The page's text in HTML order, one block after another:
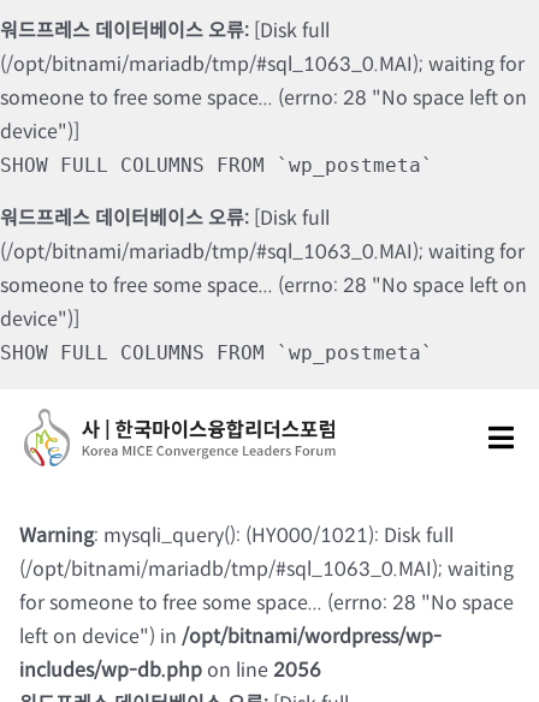
워드프레스 데이터베이스 오류: [Disk full
(/opt/bitnami/mariadb/tmp/#sql_1063_0.MAI); waiting for
someone to free some space... (errno: 28 "No space left on
device")]
SHOW FULL COLUMNS FROM `wp_postmeta`
워드프레스 데이터베이스 오류: [Disk full
(/opt/bitnami/mariadb/tmp/#sql_1063_0.MAI); waiting for
someone to free some space... (errno: 28 "No space left on
device")]
SHOW FULL COLUMNS FROM `wp_postmeta`
content
포럼소식
칼럼 및 기고
Warning: mysqli_query(): (HY000/1021): Disk full
(/opt/bitnami/mariadb/tmp/#sql_1063_0.MAI); waiting
for someone to free some space... (errno: 28 "No space
left on device") in /opt/bitnami/wordpress/wp-
includes/wp-db.phpon line2056